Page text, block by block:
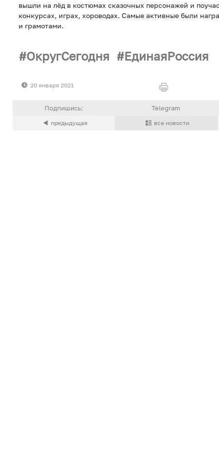
вышли на лёд в костюмах сказочных персонажей и
конкурсах, играх, хороводах. Самые активные были
и грамотами.
ОкругСегодня ЕдинаяРоссия
20 января 2021